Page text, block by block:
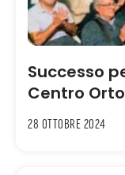
Successo
Centro
28 Ottobre 2024